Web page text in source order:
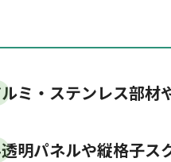
ミ・ステンレス部材
明パネルや縦格子ス